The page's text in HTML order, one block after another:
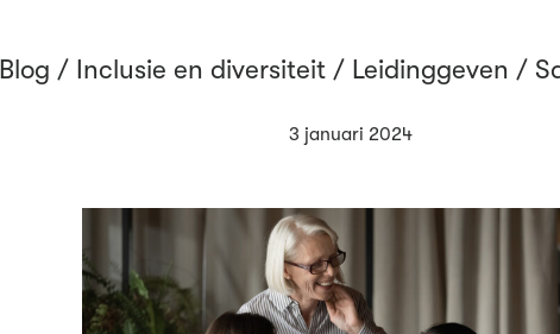
Blog / Inclusie en diversiteit/ Leidinggeven /
3 januari 2024